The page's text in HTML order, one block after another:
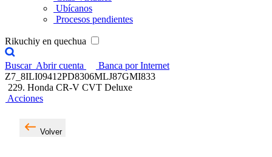
Ubícanos
Procesos pendientes
Rikuchiy en quechua
Buscar Abrir cuenta
Banca por Internet
Z7_8ILI09412PD8306MLJ87GMI833
229. Honda CR-V CVT Deluxe
Acciones
Volver